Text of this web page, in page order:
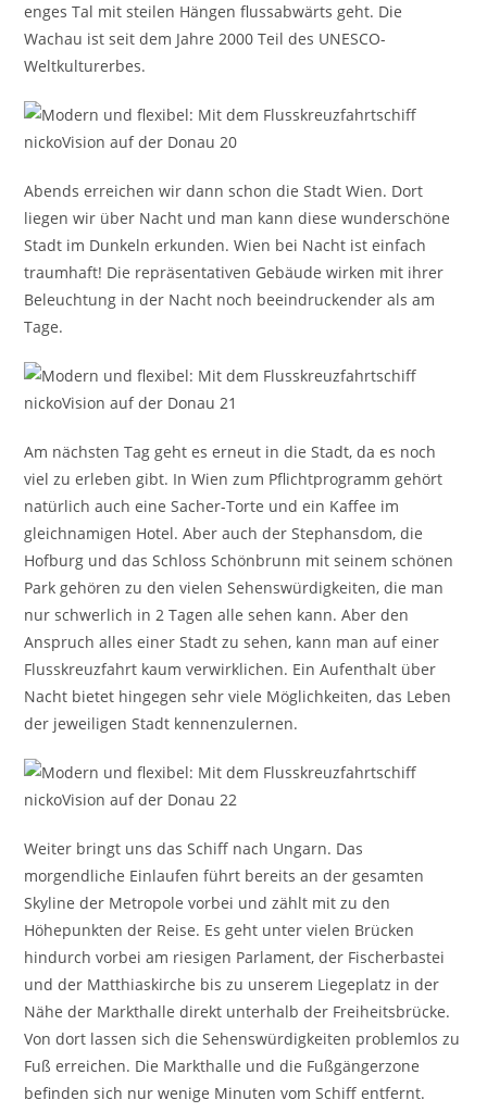
enges Tal mit steilen Hängen flussabwärts geht. Die
Wachau ist seit dem Jahre 2000 Teil des UNESCO-
Weltkulturerbes.
Abends erreichen wir dann schon die Stadt Wien. Dort
liegen wir über Nacht und man kann diese wunderschöne
Stadt im Dunkeln erkunden. Wien bei Nacht ist einfach
traumhaft! Die repräsentativen Gebäude wirken mit ihrer
Beleuchtung in der Nacht noch beeindruckender als am
Tage.
Am nächsten Tag geht es erneut in die Stadt, da es noch
viel zu erleben gibt. In Wien zum Pflichtprogramm gehört
natürlich auch eine Sacher-Torte und ein Kaffee im
gleichnamigen Hotel. Aber auch der Stephansdom, die
Hofburg und das Schloss Schönbrunn mit seinem schönen
Park gehören zu den vielen Sehenswürdigkeiten, die man
nur schwerlich in 2 Tagen alle sehen kann. Aber den
Anspruch alles einer Stadt zu sehen, kann man auf einer
Flusskreuzfahrt kaum verwirklichen. Ein Aufenthalt über
Nacht bietet hingegen sehr viele Möglichkeiten, das Leben
der jeweiligen Stadt kennenzulernen.
Weiter bringt uns das Schiff nach Ungarn. Das
morgendliche Einlaufen führt bereits an der gesamten
Skyline der Metropole vorbei und zählt mit zu den
Höhepunkten der Reise. Es geht unter vielen Brücken
hindurch vorbei am riesigen Parlament, der Fischerbastei
und der Matthiaskirche bis zu unserem Liegeplatz in der
Nähe der Markthalle direkt unterhalb der Freiheitsbrücke.
Von dort lassen sich die Sehenswürdigkeiten problemlos zu
Fuß erreichen. Die Markthalle und die Fußgängerzone
befinden sich nur wenige Minuten vom Schiff entfernt.